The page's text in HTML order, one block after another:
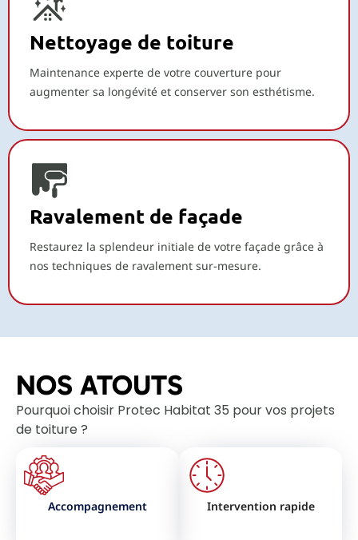
Nettoyage de toiture
Maintenance experte de votre couverture pour
augmenter sa longévité et conserver son esthétisme.
Ravalement de façade
Restaurez la splendeur initiale de votre façade grâce à
nos techniques de ravalement sur-mesure.
NOS ATOUTS
Pourquoi choisir Protec Habitat 35 pour vos projets
de toiture ?
Accompagnement Intervention rapide